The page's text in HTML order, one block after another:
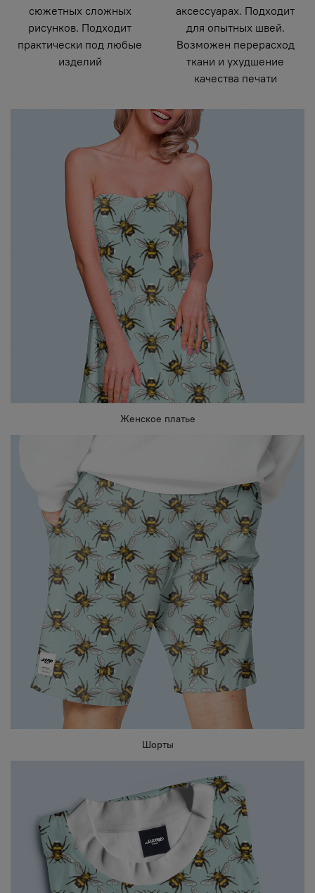
сюжетных сложных
рисунков. Подходит
практически под любые
изделий
аксессуарах. Подходит
для опытных швей.
Возможен перерасход
ткани и ухудшение
качества печати
Женское платье
Шорты